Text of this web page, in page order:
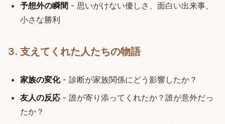
予想外の瞬間 - 思いがけない優しさ、面白い出来事、
小さな勝利
3. 支えてくれた人たちの物語
家族の変化- 診断が家族関係にどう影響したか？
友人の反応 - 誰が寄り添ってくれたか？誰が意外だっ
たか？